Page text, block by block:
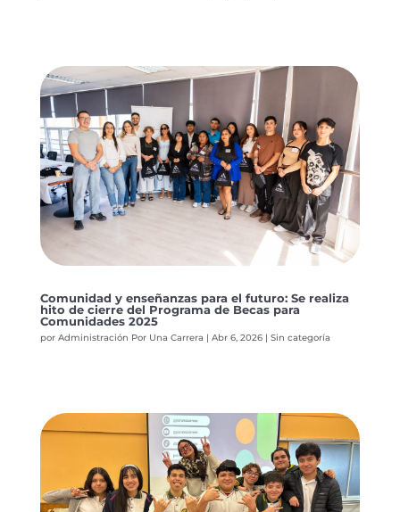
Comunidad y enseñanzas para el futuro: Se realiza
hito de cierre del Programa de Becas para
Comunidades 2025
por Administración Por Una Carrera | Abr 6, 2026| Sin categoría